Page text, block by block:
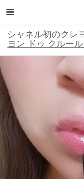
シャネル初のクレ
ヨン ドゥ クルー